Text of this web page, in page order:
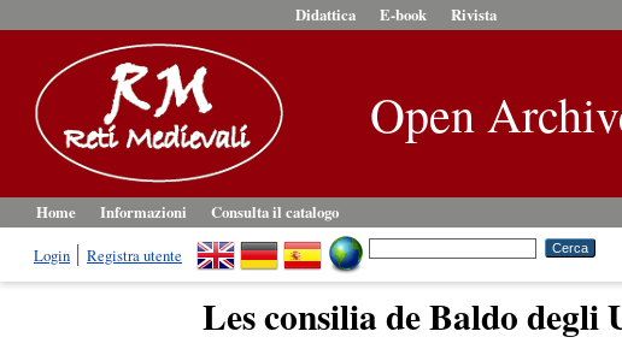
Didattica E-book Rivista
Open
Home Informazioni
Consulta il catalogo
Login
Registra utente
Les consilia de Baldo degli